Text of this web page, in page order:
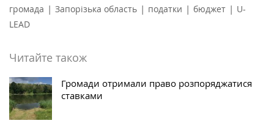
громада | Запорізька область | податки | бюджет | U-
LEAD
Читайте також
Громади отримали право розпоряджатися
ставками